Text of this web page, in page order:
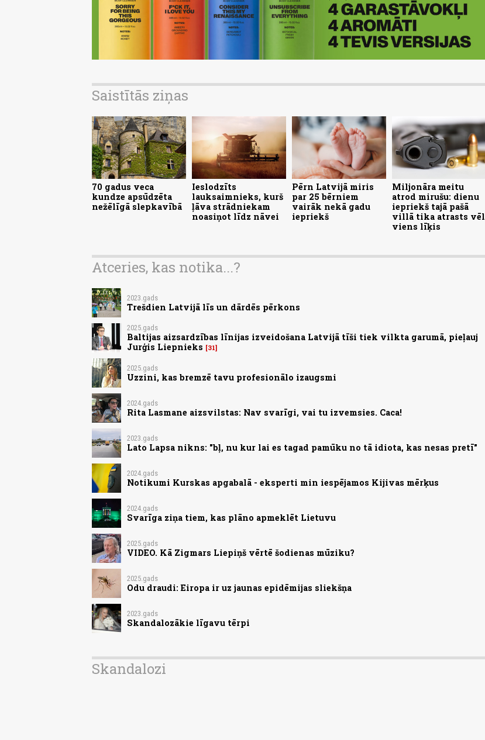
Saistītās ziņas
70 gadus veca
kundze apsūdzēta
nežēlīgā slepkavībā
Ieslodzīts
lauksaimnieks, kurš
ļāva strādniekam
noasiņot līdz nāvei
Pērn Latvijā miris
par 25 bērniem
vairāk nekā gadu
iepriekš
Miljonāra meitu
atrod mirušu: dienu
iepriekš tajā pašā
villā tika atrasts vēl
viens līķis
Atceries, kas notika...?
2023.gads
Trešdien Latvijā līs un dārdēs pērkons
2025.gads
Baltijas aizsardzības līnijas izveidošana Latvijā tīši tiek vilkta garumā, pieļauj
Jurģis Liepnieks
31
2025.gads
Uzzini, kas bremzē tavu profesionālo izaugsmi
2024.gads
Rita Lasmane aizsvilstas: Nav svarīgi, vai tu izvemsies. Caca!
2023.gads
Lato Lapsa nikns: "bļ, nu kur lai es tagad pamūku no tā idiota, kas nesas pretī"
2024.gads
Notikumi Kurskas apgabalā - eksperti min iespējamos Kijivas mērķus
2024.gads
Svarīga ziņa tiem, kas plāno apmeklēt Lietuvu
2025.gads
VIDEO. Kā Zigmars Liepiņš vērtē šodienas mūziku?
2025.gads
Odu draudi: Eiropa ir uz jaunas epidēmijas sliekšņa
2023.gads
Skandalozākie līgavu tērpi
Skandalozi